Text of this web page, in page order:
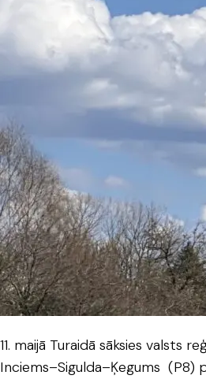
11. maijā Turaidā sāksies valsts
Inciems–Sigulda–Ķegums